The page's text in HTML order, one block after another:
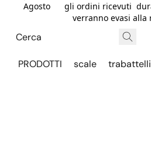
Agosto gli ordini ricevuti
verranno evasi alla
PRODOTTI scale trabattelli